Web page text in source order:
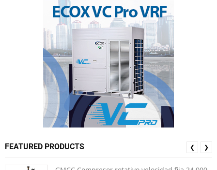
FEATURED PRODUCTS ❮ ❯